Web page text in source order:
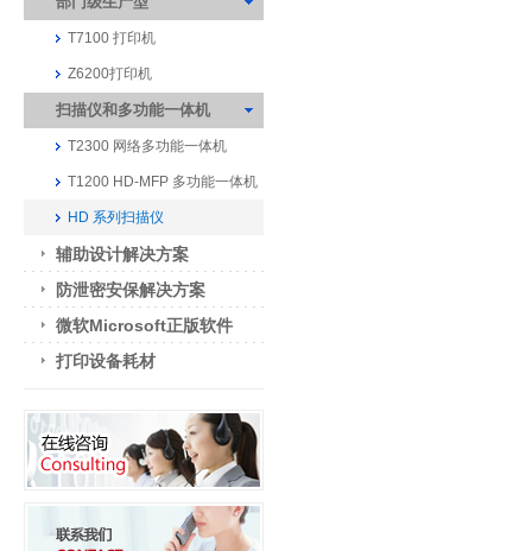
T7100 打印机
Z6200打印机
扫描仪和多功能一体机
T2300 网络多功能一体机
T1200 HD-MFP 多功能一体机
HD 系列扫描仪
辅助设计解决方案
防泄密安保解决方案
微软Microsoft正版软件
打印设备耗材